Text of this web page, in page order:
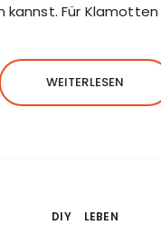
kannst. Für
WEITERLESEN
DIY LEBEN